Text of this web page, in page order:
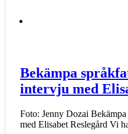
Bekämpa
intervju med
Foto: Jenny Dozai
med Elisabet Reslegård Vi